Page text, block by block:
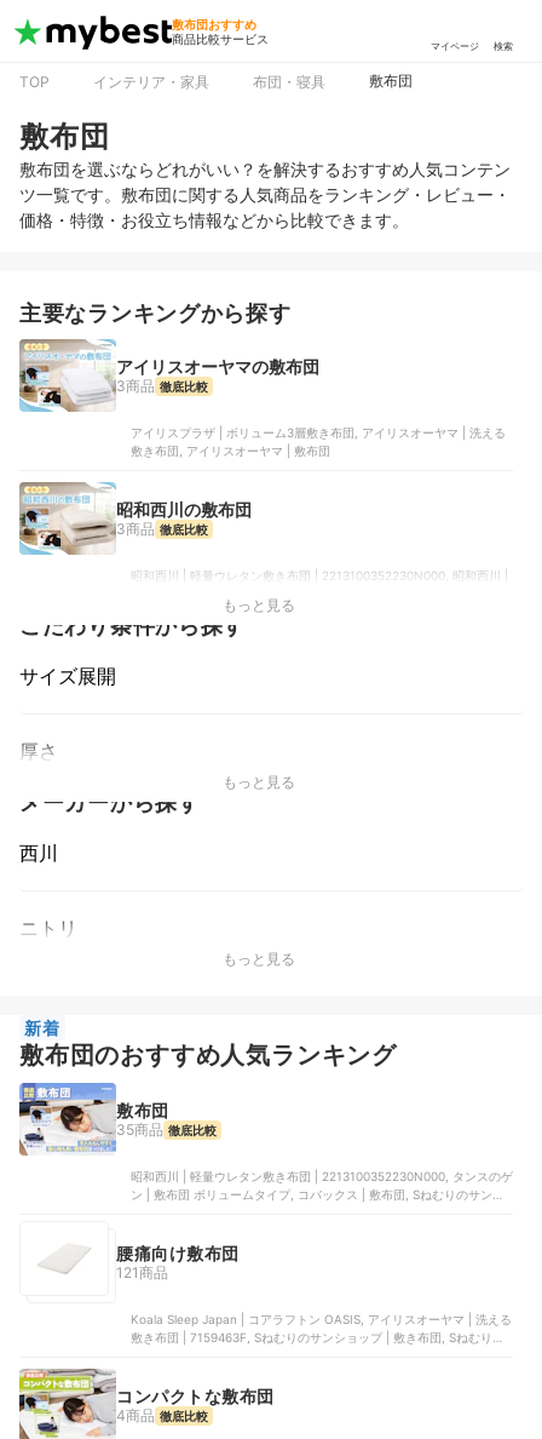
敷布団おすすめ
商品比較サービス
マイページ 検索
TOP インテリア・家具 布団・寝具 敷布団
敷布団
敷布団を選ぶならどれがいい？を解決するおすすめ人気コンテン
ツ一覧です。敷布団に関する人気商品をランキング・レビュー・
価格・特徴・お役立ち情報などから比較できます。
主要なランキングから探す
アイリスオーヤマの敷布団
3商品 徹底比較
アイリスプラザ | ボリューム3層敷き布団, アイリスオーヤマ | 洗える
敷き布団, アイリスオーヤマ | 敷布団
昭和西川の敷布団
3商品 徹底比較
昭和西川 | 軽量ウレタン敷き布団 | 2213100352230N000, 昭和西川 |
もっと見る
こだわり条件から探す
サイズ展開
厚さ
もっと見る
メーカーから探す
西川
ニトリ
もっと見る
新着
敷布団のおすすめ人気ランキング
敷布団
35商品 徹底比較
昭和西川 | 軽量ウレタン敷き布団 | 2213100352230N000, タンスのゲ
ン | 敷布団 ボリュームタイプ, コバックス | 敷布団, Sねむりのサンシ
腰痛向け敷布団
121商品
Koala Sleep Japan | コアラフトン OASIS, アイリスオーヤマ | 洗える
敷き布団 | 7159463F, Sねむりのサンショップ | 敷き布団, Sねむりの
コンパクトな敷布団
4商品 徹底比較